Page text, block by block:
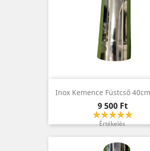
Inox Kemence Füstcső
Ár
9 500 Ft
Értékelés